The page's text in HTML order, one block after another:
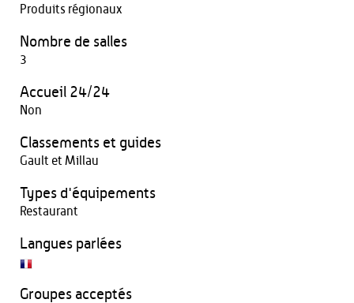
Produits régionaux
Nombre de salles
3
Accueil 24/24
Non
Classements et guides
Gault et Millau
Types d'équipements
Restaurant
Langues parlées
Groupes acceptés